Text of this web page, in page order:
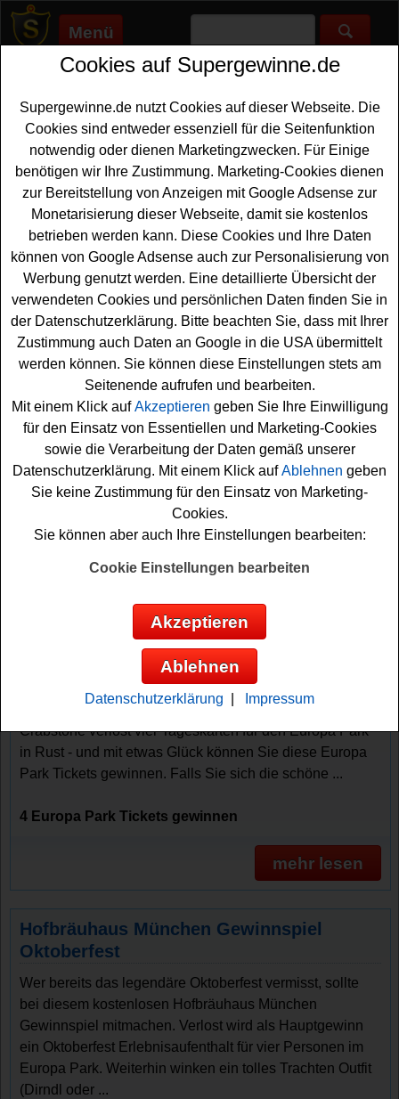
Menü
Supergewinne.de>Gewinnspiele>Europa-park-tickets
Europa Park Tickets gewinnen
Der Europa-Park ist ein beliebtes Ziel und gern werden
dafür Tickets bei kostenlosen Gewinnspielen verlost.
Aktuelle Europa Park Tickets Gewinnspiele ✅ Jetzt
kostenlos mitmachen und mit etwas Glück Europa Park
Tickets gewinnen. ✅
Anzeige:
Gewinnspiele sortieren nach:
Gewinnsumme ▲ ▼ Gewinnanzahl
Freizeitpark Gewinnspiel kostenlos -
Europa Park Tickets gewinnen
Wer gern tolle Freizeitpark Tickets gewinnen möchte,
sollte bei diesem kostenlosen Gewinnspiel mitmachen.
Crabstone verlost vier Tageskarten für den Europa Park
in Rust - und mit etwas Glück können Sie diese Europa
Park Tickets gewinnen. Falls Sie sich die schöne ...
4 Europa Park Tickets gewinnen
mehr lesen
Hofbräuhaus München Gewinnspiel
Oktoberfest
Wer bereits das legendäre Oktoberfest vermisst, sollte
bei diesem kostenlosen Hofbräuhaus München
Gewinnspiel mitmachen. Verlost wird als Hauptgewinn
ein Oktoberfest Erlebnisaufenthalt für vier Personen im
Europa Park. Weiterhin winken ein tolles Trachten Outfit
(Dirndl oder ...
Cookies auf Supergewinne.de
Supergewinne.de nutzt Cookies auf dieser Webseite. Die
Cookies sind entweder essenziell für die Seitenfunktion
notwendig oder dienen Marketingzwecken. Für Einige
benötigen wir Ihre Zustimmung. Marketing-Cookies dienen
zur Bereitstellung von Anzeigen mit Google Adsense zur
Monetarisierung dieser Webseite, damit sie kostenlos
betrieben werden kann. Diese Cookies und Ihre Daten
können von Google Adsense auch zur Personalisierung von
Werbung genutzt werden. Eine detaillierte Übersicht der
verwendeten Cookies und persönlichen Daten finden Sie in
der Datenschutzerklärung. Bitte beachten Sie, dass mit Ihrer
Zustimmung auch Daten an Google in die USA übermittelt
werden können. Sie können diese Einstellungen stets am
Seitenende aufrufen und bearbeiten.
Mit einem Klick aufAkzeptieren geben Sie Ihre Einwilligung
für den Einsatz von Essentiellen und Marketing-Cookies
sowie die Verarbeitung der Daten gemäß unserer
Datenschutzerklärung. Mit einem Klick aufAblehnen geben
Sie keine Zustimmung für den Einsatz von Marketing-
Cookies.
Sie können aber auch Ihre Einstellungen bearbeiten:
Cookie Einstellungen bearbeiten
Akzeptieren
Ablehnen
Datenschutzerklärung Impressum